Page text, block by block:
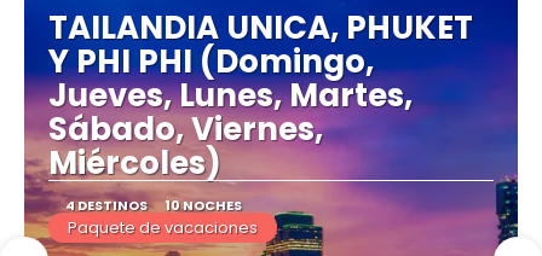
TAILANDIA UNICA, PHUKET
Y PHI PHI (Domingo,
Jueves, Lunes, Martes,
Sábado, Viernes,
Miércoles)
4 DESTINOS 10 NOCHES
Paquete de vacaciones